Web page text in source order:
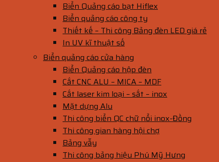
Biển Quảng cáo bạt Hiflex
Biển quảng cáo công ty
Thiết kế – Thi công Bảng đèn LED giá rẻ
In UV kĩ thuật số
Biển quảng cáo cửa hàng
Biển Quảng cáo hộp đèn
Cắt CNC ALU – MICA – MDF
Cắt laser kim loại – sắt – inox
Mặt dựng Alu
Thi công biển QC chữ nổi inox-Đồng
Thi công gian hàng hội chợ
Bảng vẫy
Thi công bảng hiệu Phú Mỹ Hưng